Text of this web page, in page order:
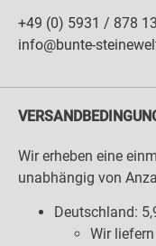
+49 (0) 5931 / 878
info@bunte-
Wir erheben eine
unabhängig von
Deutschland:
Wir